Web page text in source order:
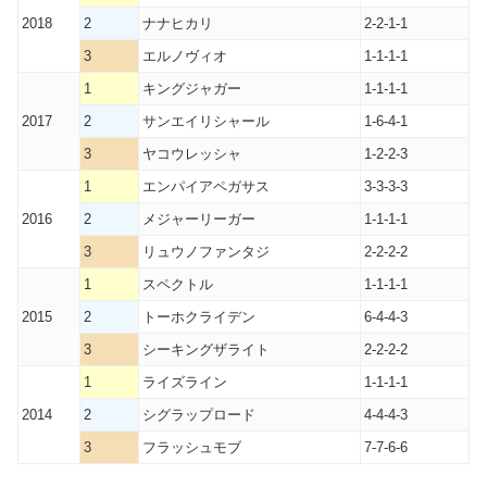
2018
2
ナナヒカリ
2-2-1-1
3
エルノヴィオ 1-1-1-1
2017
1 キングジャガー
1-1-1-1
2
サンエイリシャール
1-6-4-1
3
ヤコウレッシャ 1-2-2-3
2016
1 エンパイアペガサス
3-3-3-3
2
メジャーリーガー
1-1-1-1
3
リュウノファンタジ 2-2-2-2
2015
1 スペクトル
1-1-1-1
2
トーホクライデン
6-4-4-3
3
シーキングザライト 2-2-2-2
2014
1 ライズライン
1-1-1-1
2
シグラップロード
4-4-4-3
3
フラッシュモブ 7-7-6-6